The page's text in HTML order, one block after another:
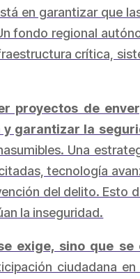
en garantizar que
fondo regional
crítica,
proyectos de
garantizar la
Una
tecnología
del delito. Esto
la inseguridad.
exige, sino que
ciudadana